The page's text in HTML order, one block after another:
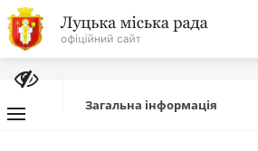
На
головну
Загальна інформація